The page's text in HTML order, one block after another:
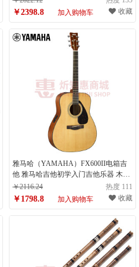
￥2398.8 加入购物车 收藏
雅马哈（YAMAHA）FX600II电箱吉
他 雅马哈吉他初学入门吉他乐器 木吉
他圆角 41英寸（计量单位：件）
￥2116.24 热度 111
￥1798.8 加入购物车 收藏